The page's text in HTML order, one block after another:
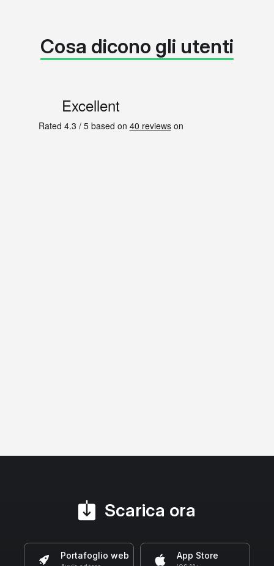
Cosa dicono gli utenti
Scarica ora
Portafoglio web App Store